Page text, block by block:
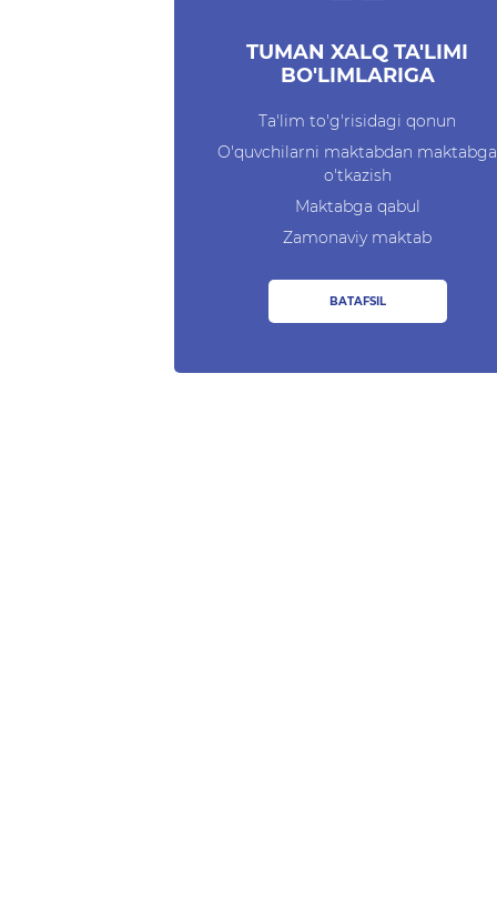
TUMAN XALQ TA'LIMI
BO'LIMLARIGA
Ta'lim to'g'risidagi qonun
O'quvchilarni maktabdan maktabga
o'tkazish
Maktabga qabul
Zamonaviy maktab
BATAFSIL